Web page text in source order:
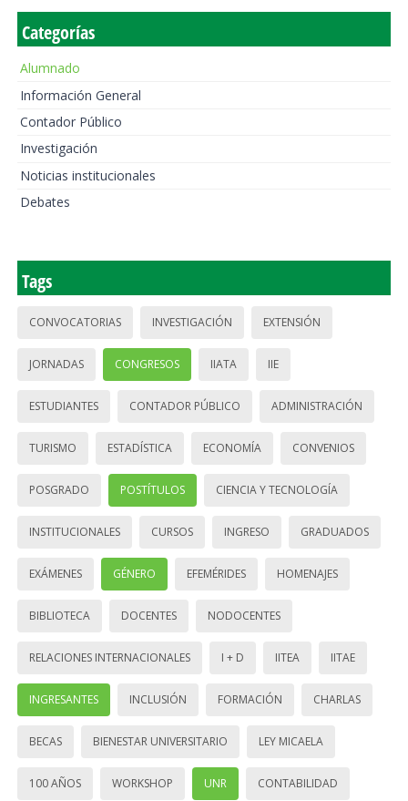
Categorías
Alumnado
Información General
Contador Público
Investigación
Noticias institucionales
Debates
Tags
CONVOCATORIAS INVESTIGACIÓN EXTENSIÓN
JORNADAS CONGRESOS IIATA IIE
ESTUDIANTES CONTADOR PÚBLICO ADMINISTRACIÓN
TURISMO ESTADÍSTICA ECONOMÍA CONVENIOS
POSGRADO POSTÍTULOS CIENCIA Y TECNOLOGÍA
INSTITUCIONALES CURSOS INGRESO GRADUADOS
EXÁMENES GÉNERO EFEMÉRIDES HOMENAJES
BIBLIOTECA DOCENTES NODOCENTES
RELACIONES INTERNACIONALES I + D IITEA IITAE
INGRESANTES INCLUSIÓN FORMACIÓN CHARLAS
BECAS BIENESTAR UNIVERSITARIO LEY MICAELA
100 AÑOS WORKSHOP UNR CONTABILIDAD